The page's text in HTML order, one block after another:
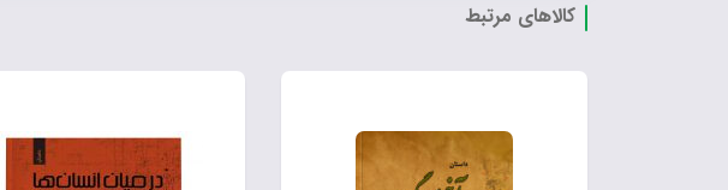
کالاهای مرتبط